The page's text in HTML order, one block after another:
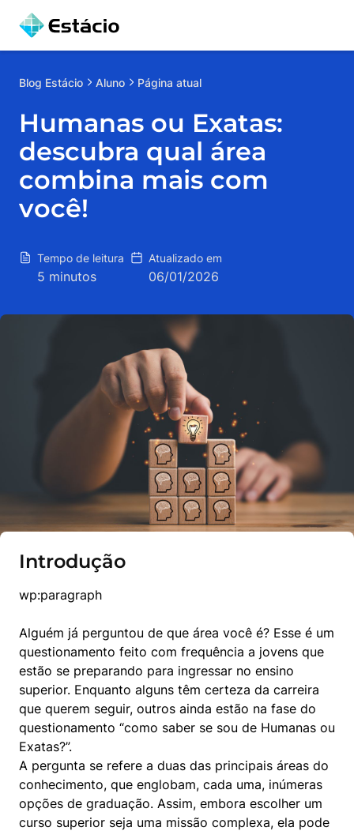
Blog Estácio Aluno Página atual
Humanas ou Exatas:
descubra qual área
combina mais com
você!
Tempo de leitura
5 minutos
Atualizado em
06/01/2026
Introdução
wp:paragraph
Alguém já perguntou de que área você é? Esse é um
questionamento feito com frequência a jovens que
estão se preparando para ingressar no ensino
superior. Enquanto alguns têm certeza da carreira
que querem seguir, outros ainda estão na fase do
questionamento “como saber se sou de Humanas ou
Exatas?”.
A pergunta se refere a duas das principais áreas do
conhecimento, que englobam, cada uma, inúmeras
opções de graduação. Assim, embora escolher um
curso superior seja uma missão complexa, ela pode